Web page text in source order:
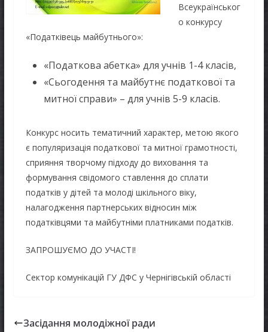
Всеукраїнськог
о конкурсу
«Податківець майбутнього»:
«Податкова абетка» для учнів 1-4 класів,
«Сьогодення та майбутнє податкової та
митної справи» – для учнів 5-9 класів.
Конкурс носить тематичний характер, метою якого
є популяризація податкової та митної грамотності,
сприяння творчому підходу до виховання та
формування свідомого ставлення до сплати
податків у дітей та молоді шкільного віку,
налагодження партнерських відносин між
податківцями та майбутніми платниками податків.
ЗАПРОШУЄМО ДО УЧАСТІ!
Сектор комунікацій ГУ ДФС у Чернігівській області
Засідання молодіжної ради